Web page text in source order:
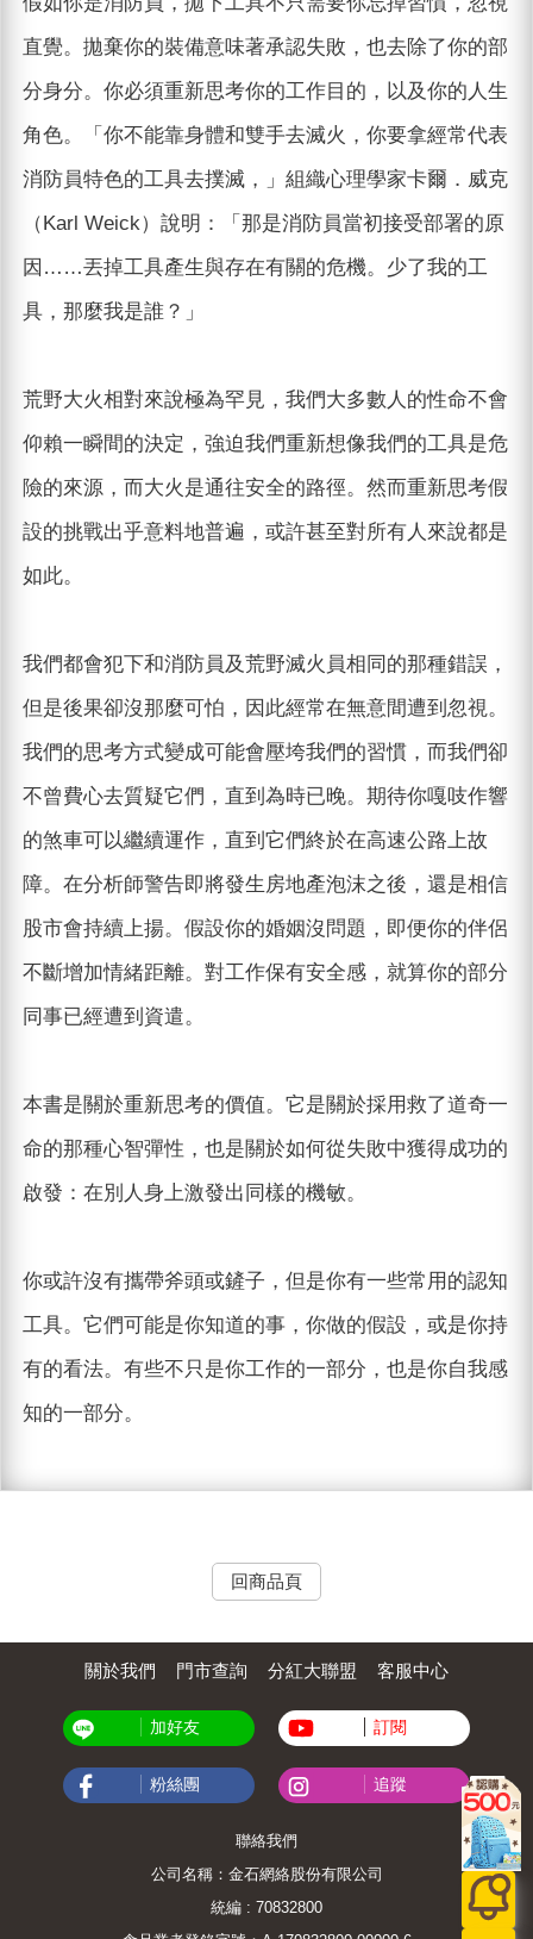
直覺。拋棄你的裝備意味著承認失敗，也去除了你的部
分身分。你必須重新思考你的工作目的，以及你的人生
角色。「你不能靠身體和雙手去滅火，你要拿經常代表
消防員特色的工具去撲滅，」組織心理學家卡爾．威克
（Karl Weick）說明：「那是消防員當初接受部署的原
因……丟掉工具產生與存在有關的危機。少了我的工
具，那麼我是誰？」
荒野大火相對來說極為罕見，我們大多數人的性命不會
仰賴一瞬間的決定，強迫我們重新想像我們的工具是危
險的來源，而大火是通往安全的路徑。然而重新思考假
設的挑戰出乎意料地普遍，或許甚至對所有人來說都是
如此。
我們都會犯下和消防員及荒野滅火員相同的那種錯誤，
但是後果卻沒那麼可怕，因此經常在無意間遭到忽視。
我們的思考方式變成可能會壓垮我們的習慣，而我們卻
不曾費心去質疑它們，直到為時已晚。期待你嘎吱作響
的煞車可以繼續運作，直到它們終於在高速公路上故
障。在分析師警告即將發生房地產泡沫之後，還是相信
股市會持續上揚。假設你的婚姻沒問題，即便你的伴侶
不斷增加情緒距離。對工作保有安全感，就算你的部分
同事已經遭到資遣。
本書是關於重新思考的價值。它是關於採用救了道奇一
命的那種心智彈性，也是關於如何從失敗中獲得成功的
啟發：在別人身上激發出同樣的機敏。
你或許沒有攜帶斧頭或鏟子，但是你有一些常用的認知
工具。它們可能是你知道的事，你做的假設，或是你持
有的看法。有些不只是你工作的一部分，也是你自我感
知的一部分。
回商品頁
關於我們 門市查詢 分紅大聯盟 客服中心
加好友 訂閱
粉絲團 追蹤
聯絡我們
公司名稱：金石網絡股份有限公司
統編 : 70832800